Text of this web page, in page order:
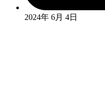
2024年 6月 4日